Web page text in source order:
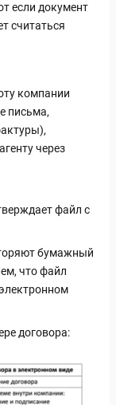
если документ
считаться
компании
письма,
через
файл с
бумажный
что файл
договора: